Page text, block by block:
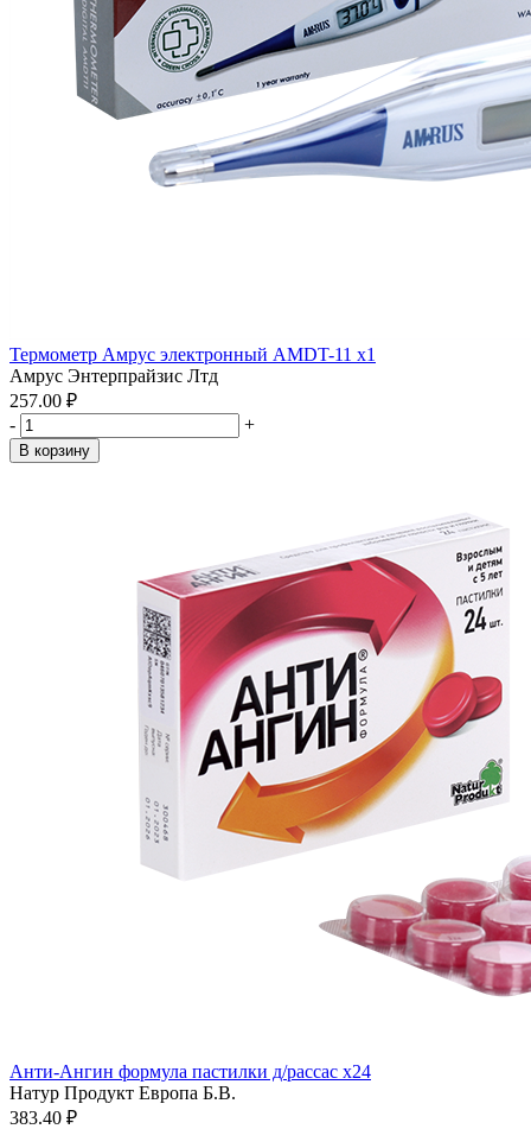
Термометр Амрус электронный AMDT-11 x1
Амрус Энтерпрайзис Лтд
257.00 ₽
-
+
В корзину
Анти-Ангин формула пастилки д/рассас x24
Натур Продукт Европа Б.В.
383.40 ₽